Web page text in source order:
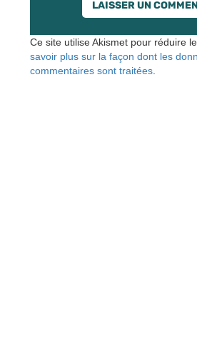
Ce site utilise Akismet pour réduire
savoir plus sur la façon dont les
commentaires sont traitées